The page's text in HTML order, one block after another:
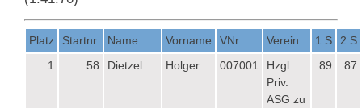
Platz Startnr. Name Vorname VNr Verein 1.S
2.S
1
58 Dietzel Holger 007001
Hzgl.
Priv.
ASG zu
89 87